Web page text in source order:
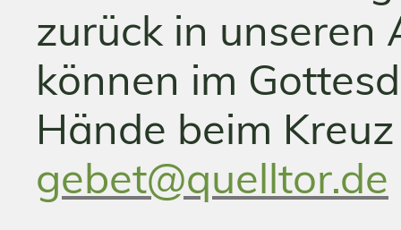
zurück in unseren
können im
Hände beim
gebet@quelltor.de